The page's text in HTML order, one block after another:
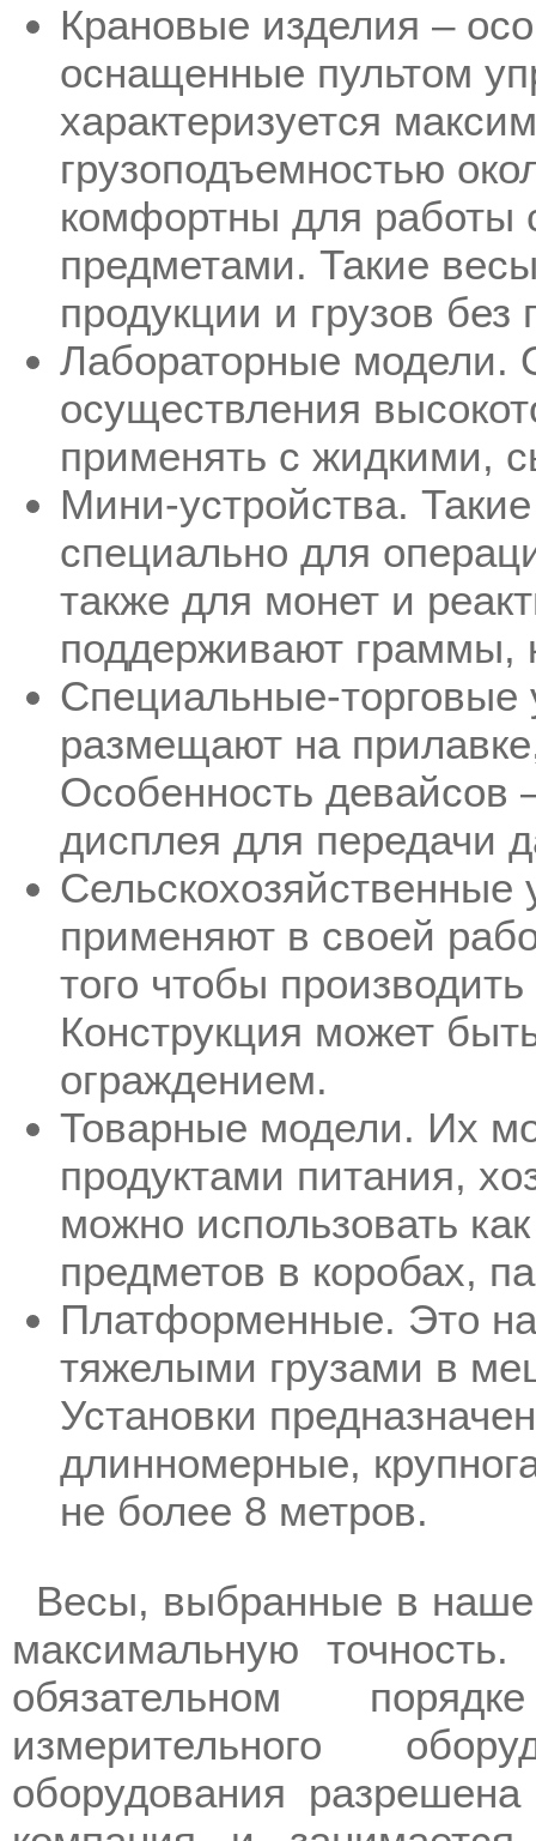
Крановые изделия –
оснащенные пультом
характеризуется
грузоподъемностью
комфортны для
предметами. Такие
продукции и грузов
Лабораторные модели.
осуществления
применять с жидкими,
Мини-устройства.
специально для
также для монет и
поддерживают граммы,
Специальные-торговые
размещают на
Особенность девайсов
дисплея для передачи
Сельскохозяйственные
применяют в своей
того чтобы
Конструкция может
ограждением.
Товарные модели. Их
продуктами питания,
можно использовать
предметов в коробах,
Платформенные. Это
тяжелыми грузами в
Установки
длинномерные,
не более 8 метров.
Весы, выбранные в
максимальную
обязательном
измерительного
оборудования